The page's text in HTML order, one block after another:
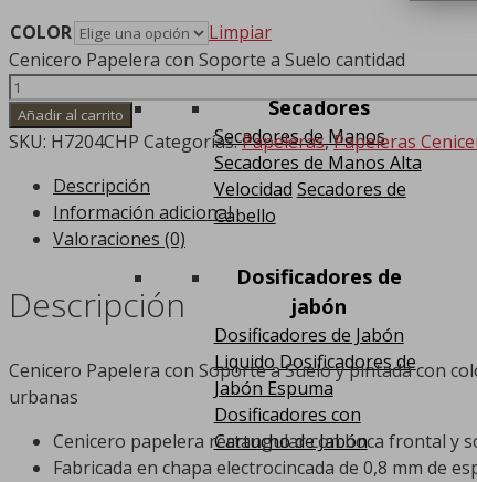
Secadores
Secadores de Manos
Secadores de Manos Alta
Velocidad Secadores de
Cabello
Dosificadores de
jabón
Dosificadores de Jabón
Liquido Dosificadores de
Jabón Espuma
Dosificadores con
Cartucho de Jabón
COLOR
Limpiar
Cenicero Papelera con Soporte a Suelo cantidad
Añadir al carrito
SKU: H7204CHP Categorías:Papeleras,Papeleras
Descripción
Información adicional
Valoraciones (0)
Descripción
Cenicero Papelera con Soporte a Suelo y pintada con
urbanas
Cenicero papelera rectangular con boca frontal y
Fabricada en chapa electrocincada de 0,8 mm de